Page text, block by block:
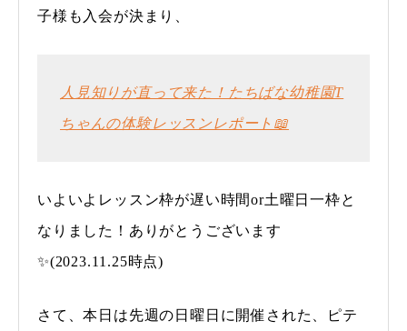
子様も入会が決まり、
人見知りが直って来た！たちばな幼稚園T
ちゃんの体験レッスンレポート📖
いよいよレッスン枠が遅い時間оr土曜日一枠と
なりました！ありがとうございます
✨(2023.11.25時点)
さて、本日は先週の日曜日に開催された、ピテ